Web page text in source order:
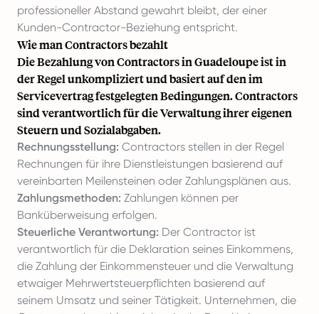
professioneller Abstand gewahrt bleibt, der einer
Kunden-Contractor-Beziehung entspricht.
Wie man Contractors bezahlt
Die Bezahlung von Contractors in Guadeloupe ist in
der Regel unkompliziert und basiert auf den im
Servicevertrag festgelegten Bedingungen. Contractors
sind verantwortlich für die Verwaltung ihrer eigenen
Steuern und Sozialabgaben.
Rechnungsstellung: Contractors stellen in der Regel
Rechnungen für ihre Dienstleistungen basierend auf
vereinbarten Meilensteinen oder Zahlungsplänen aus.
Zahlungsmethoden: Zahlungen können per
Banküberweisung erfolgen.
Steuerliche Verantwortung: Der Contractor ist
verantwortlich für die Deklaration seines Einkommens,
die Zahlung der Einkommensteuer und die Verwaltung
etwaiger Mehrwertsteuerpflichten basierend auf
seinem Umsatz und seiner Tätigkeit. Unternehmen, die